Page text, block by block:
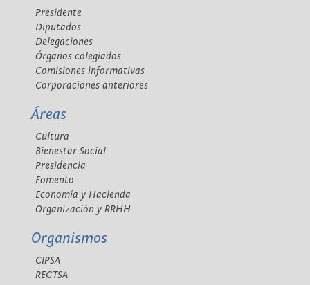
Presidente
Diputados
Delegaciones
Órganos colegiados
Comisiones informativas
Corporaciones anteriores
Áreas
Cultura
Bienestar Social
Presidencia
Fomento
Economía y Hacienda
Organización y RRHH
Organismos
CIPSA
REGTSA